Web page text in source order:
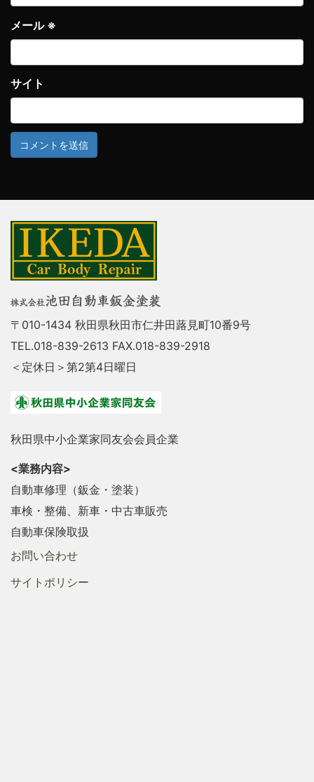
メール ※
サイト
〒010-1434 秋田県秋田市仁井田蕗見町10番9号
TEL.018-839-2613 FAX.018-839-2918
＜定休日＞第2第4日曜日
秋田県中小企業家同友会会員企業
<業務内容>
自動車修理（鈑金・塗装）
車検・整備、新車・中古車販売
自動車保険取扱
お問い合わせ
サイトポリシー